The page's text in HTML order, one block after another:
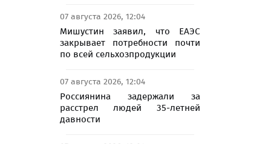
07 августа 2026, 12:04
Мишустин заявил, что ЕАЭС
закрывает потребности почти
по всей сельхозпродукции
07 августа 2026, 12:04
Россиянина задержали за
расстрел людей 35-летней
давности